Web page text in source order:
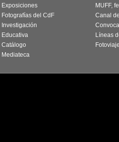
Exposiciones
Fotografías del CdF
Investigación
Educativa
Catálogo
Mediateca
MUFF,
Canal
Líneas